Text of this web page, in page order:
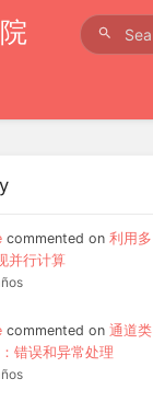
commented on 利用多
并行计算
commented on 通道类
错误和异常处理